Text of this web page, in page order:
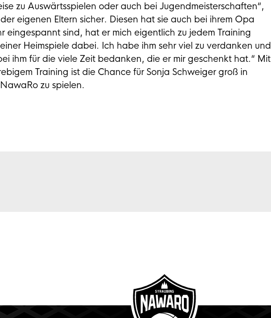
zu Auswärtsspielen oder auch bei Jugendmeisterschaften“,
eigenen Eltern sicher. Diesen hat sie auch bei ihrem Opa
eingespannt sind, hat er mich eigentlich zu jedem Training
Heimspiele dabei. Ich habe ihm sehr viel zu verdanken und
ihm für die viele Zeit bedanken, die er mir geschenkt hat.“ Mit
Training ist die Chance für Sonja Schweiger groß in
zu spielen.